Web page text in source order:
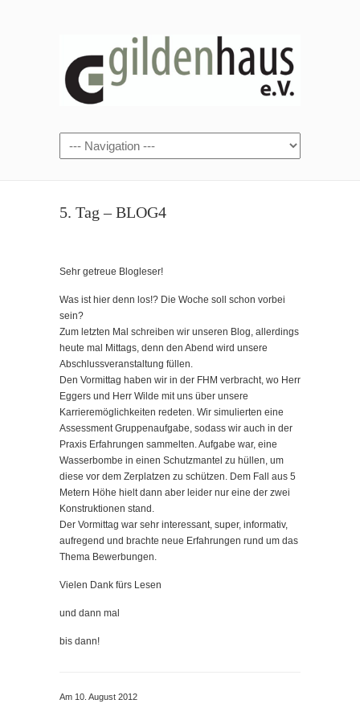
5. Tag – BLOG4
Sehr getreue Blogleser!
Was ist hier denn los!? Die Woche soll schon vorbei
sein?
Zum letzten Mal schreiben wir unseren Blog, allerdings
heute mal Mittags, denn den Abend wird unsere
Abschlussveranstaltung füllen.
Den Vormittag haben wir in der FHM verbracht, wo Herr
Eggers und Herr Wilde mit uns über unsere
Karrieremöglichkeiten redeten. Wir simulierten eine
Assessment Gruppenaufgabe, sodass wir auch in der
Praxis Erfahrungen sammelten. Aufgabe war, eine
Wasserbombe in einen Schutzmantel zu hüllen, um
diese vor dem Zerplatzen zu schützen. Dem Fall aus 5
Metern Höhe hielt dann aber leider nur eine der zwei
Konstruktionen stand.
Der Vormittag war sehr interessant, super, informativ,
aufregend und brachte neue Erfahrungen rund um das
Thema Bewerbungen.
Vielen Dank fürs Lesen
und dann mal
bis dann!
Am 10. August 2012